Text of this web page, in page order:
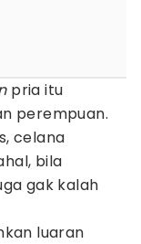
pria itu
perempuan.
celana
bila
gak kalah
luaran